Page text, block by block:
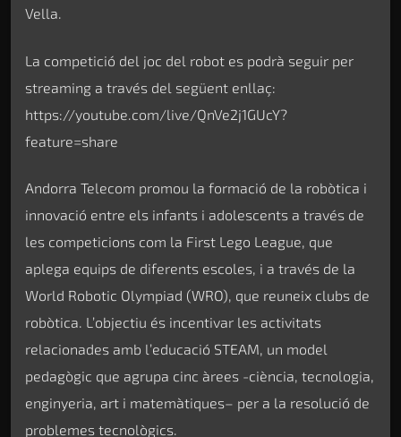
Vella.
La competició del joc del robot es podrà seguir per
streaming a través del següent enllaç:
https://youtube.com/live/QnVe2j1GUcY?
feature=share
Andorra Telecom promou la formació de la robòtica i
innovació entre els infants i adolescents a través de
les competicions com la First Lego League, que
aplega equips de diferents escoles, i a través de la
World Robotic Olympiad (WRO), que reuneix clubs de
robòtica. L’objectiu és incentivar les activitats
relacionades amb l’educació STEAM, un model
pedagògic que agrupa cinc àrees -ciència, tecnologia,
enginyeria, art i matemàtiques– per a la resolució de
problemes tecnològics.